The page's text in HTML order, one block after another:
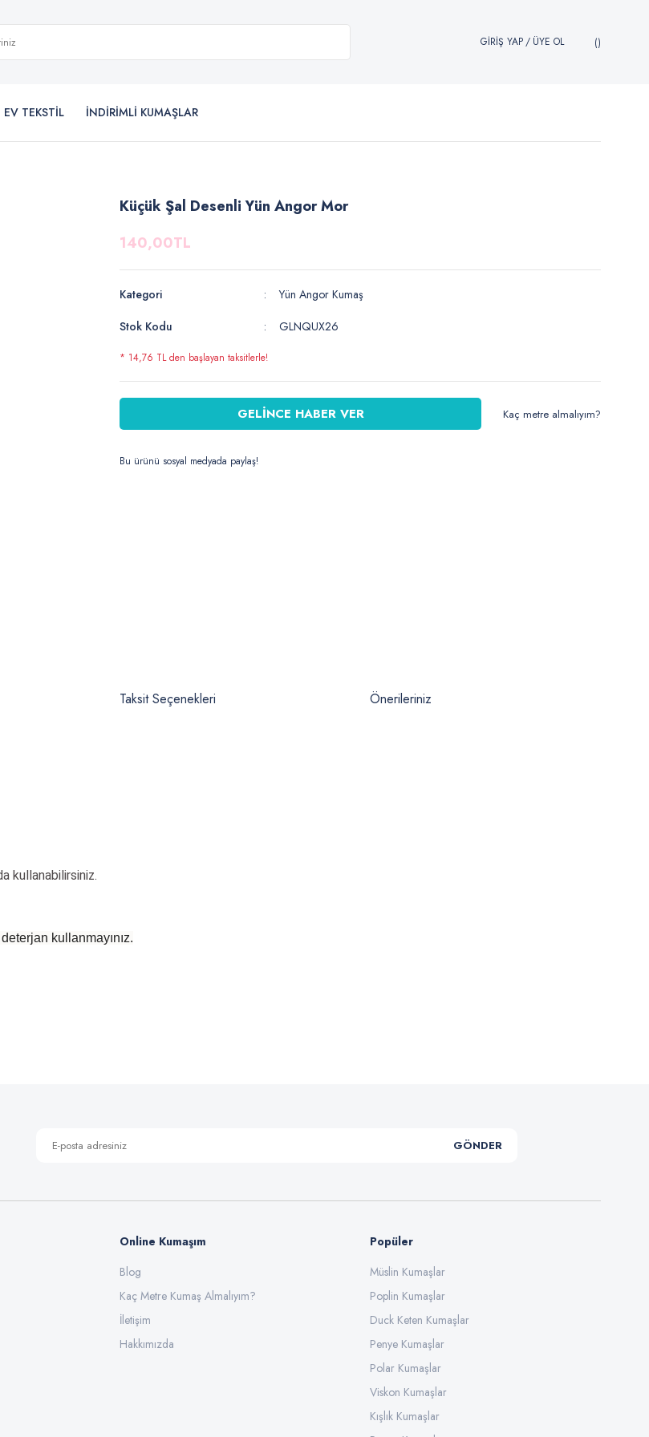
GİRİŞ YAP/ ÜYE OL
EV TEKSTİL İNDİRİMLİ KUMAŞLAR
Küçük Şal Desenli Yün Angor Mor
140,00TL
Kategori
Yün Angor Kumaş
Stok Kodu
GLNQUX26
* 14,76 TL den başlayan taksitlerle!
GELİNCE HABER VER Kaç metre almalıyım?
Bu ürünü sosyal medyada paylaş!
Taksit Seçenekleri Önerileriniz
kullanabilirsiniz.
kullanmayınız.
Gönder
GÖNDER
Online Kumaşım
Blog
Kaç Metre Kumaş Almalıyım?
İletişim
Hakkımızda
Popüler
Müslin Kumaşlar
Poplin Kumaşlar
Duck Keten Kumaşlar
Penye Kumaşlar
Polar Kumaşlar
Viskon Kumaşlar
Kışlık Kumaşlar